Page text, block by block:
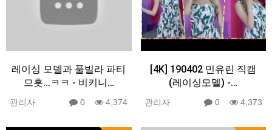
레이싱 모델과 풀빌라 파티
므흣...ㅋㅋ - 비키니…
관리자 0 4,374
[4K] 190402 민유린 직캠
(레이싱모델) -…
관리자 0 4,373